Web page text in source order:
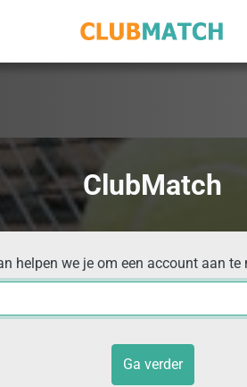
ClubMatch
helpen we je om een account aan te
Ga verder